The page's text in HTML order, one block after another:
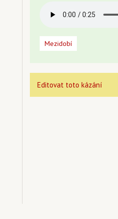
Mezidobí
Editovat toto kázání